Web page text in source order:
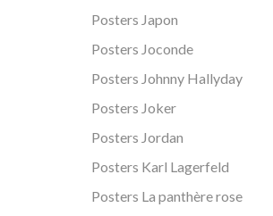
Posters Japon
Posters Joconde
Posters Johnny Hallyday
Posters Joker
Posters Jordan
Posters Karl Lagerfeld
Posters La panthère rose